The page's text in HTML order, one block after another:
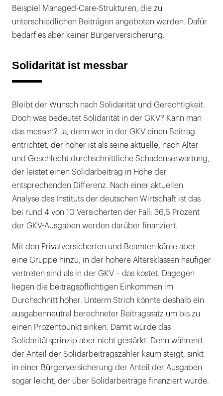
Beispiel Managed-Care-Strukturen, die zu
unterschiedlichen Beiträgen angeboten werden. Dafür
bedarf es aber keiner Bürgerversicherung.
Solidarität ist messbar
Bleibt der Wunsch nach Solidarität und Gerechtigkeit.
Doch was bedeutet Solidarität in der GKV? Kann man
das messen? Ja, denn wer in der GKV einen Beitrag
entrichtet, der höher ist als seine aktuelle, nach Alter
und Geschlecht durchschnittliche Schadenserwartung,
der leistet einen Solidarbeitrag in Höhe der
entsprechenden Differenz. Nach einer aktuellen
Analyse des Instituts der deutschen Wirtschaft ist das
bei rund 4 von 10 Versicherten der Fall: 36,6 Prozent
der GKV-Ausgaben werden darüber finanziert.
Mit den Privatversicherten und Beamten käme aber
eine Gruppe hinzu, in der höhere Altersklassen häufiger
vertreten sind als in der GKV – das kostet. Dagegen
liegen die beitragspflichtigen Einkommen im
Durchschnitt höher. Unterm Strich könnte deshalb ein
ausgabenneutral berechneter Beitragssatz um bis zu
einen Prozentpunkt sinken. Damit würde das
Solidaritätsprinzip aber nicht gestärkt. Denn während
der Anteil der Solidarbeitragszahler kaum steigt, sinkt
in einer Bürgerversicherung der Anteil der Ausgaben
sogar leicht, der über Solidarbeiträge finanziert würde.